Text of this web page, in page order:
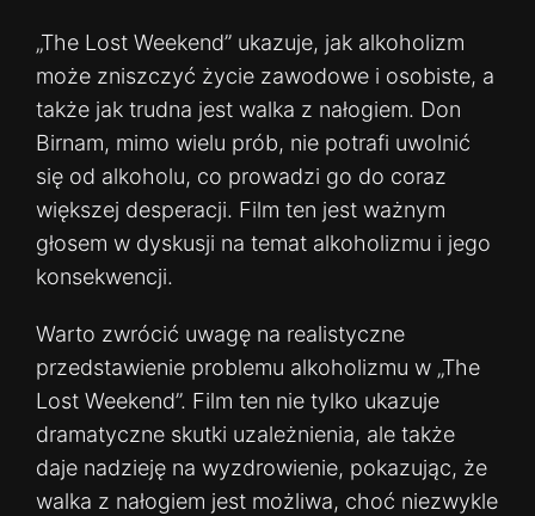
„The Lost Weekend” ukazuje, jak alkoholizm
może zniszczyć życie zawodowe i osobiste, a
także jak trudna jest walka z nałogiem. Don
Birnam, mimo wielu prób, nie potrafi uwolnić
się od alkoholu, co prowadzi go do coraz
większej desperacji. Film ten jest ważnym
głosem w dyskusji na temat alkoholizmu i jego
konsekwencji.
Warto zwrócić uwagę na realistyczne
przedstawienie problemu alkoholizmu w „The
Lost Weekend”. Film ten nie tylko ukazuje
dramatyczne skutki uzależnienia, ale także
daje nadzieję na wyzdrowienie, pokazując, że
walka z nałogiem jest możliwa, choć niezwykle